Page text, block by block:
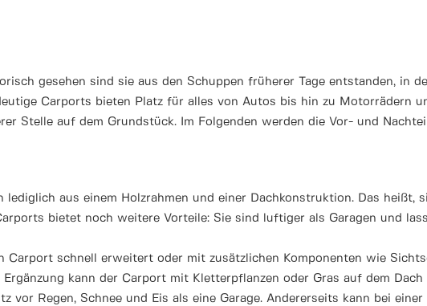
gesehen sind sie aus den Schuppen früherer Tage entstanden, in
Carports bieten Platz für alles von Autos bis hin zu Motorrädern
Stelle auf dem Grundstück. Im Folgenden werden die Vor- und
aus einem Holzrahmen und einer Dachkonstruktion. Das heißt,
bietet noch weitere Vorteile: Sie sind luftiger als Garagen und
Carport schnell erweitert oder mit zusätzlichen Komponenten wie
kann der Carport mit Kletterpflanzen oder Gras auf dem
vor Regen, Schnee und Eis als eine Garage. Andererseits kann bei